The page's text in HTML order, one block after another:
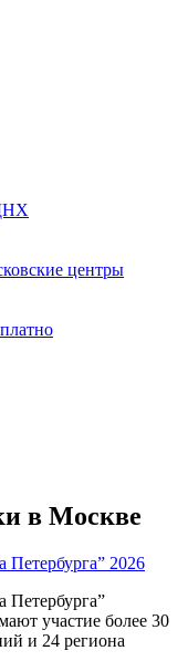
центры
в Москве
2026
участие более 30
и 24 региона